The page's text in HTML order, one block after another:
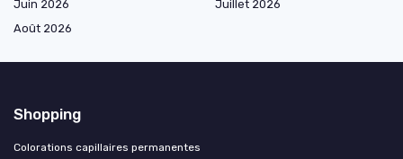
Juin 2026
Juillet 2026
Août 2026
Shopping
Colorations capillaires permanentes